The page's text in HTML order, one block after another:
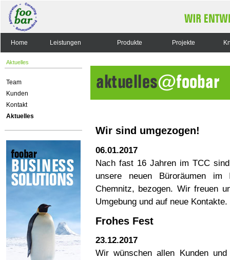
Home Leistungen Produkte Projekte
Aktuelles
Team
Kunden
Kontakt
Aktuelles
Wir sind umgezogen!
06.01.2017
Nach fast 16 Jahren im TCC
unsere neuen Büroräumen im
Chemnitz, bezogen. Wir freuen
Umgebung und auf neue Kontakte.
Frohes Fest
23.12.2017
Wir wünschen allen Kunden